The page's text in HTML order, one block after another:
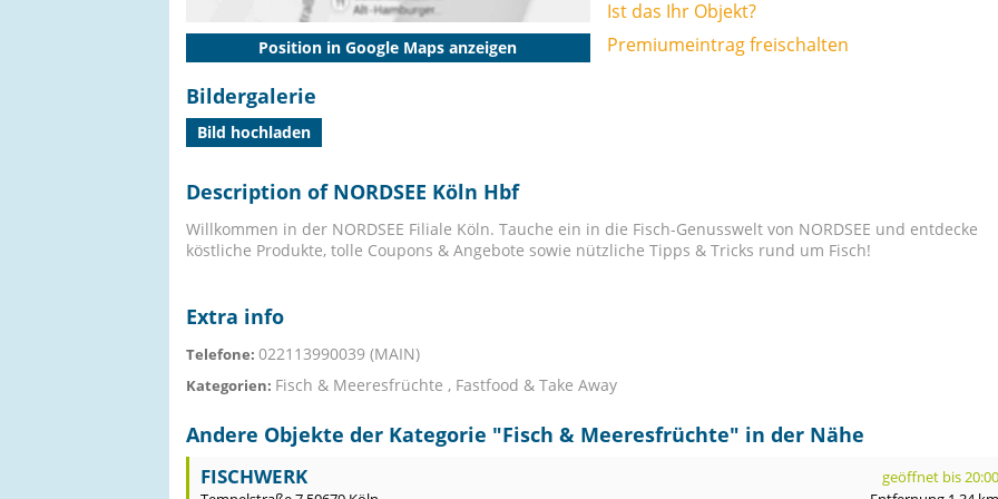
Position in Google Maps anzeigen
Ist das Ihr Objekt?
Premiumeintrag freischalten
Bildergalerie
Bild hochladen
Description of NORDSEE Köln Hbf
Willkommen in der NORDSEE Filiale Köln. Tauche ein in die Fisch-Genusswelt von NORDSEE und entdecke
köstliche Produkte, tolle Coupons & Angebote sowie nützliche Tipps & Tricks rund um Fisch!
Extra info
Telefone: 022113990039 (MAIN)
Kategorien: Fisch & Meeresfrüchte , Fastfood & Take Away
Andere Objekte der Kategorie "Fisch & Meeresfrüchte" in der Nähe
FISCHWERK
geöffnet bis 20:00